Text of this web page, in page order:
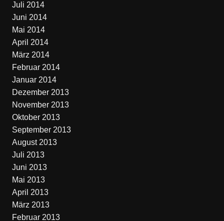
Juli 2014
Juni 2014
Mai 2014
April 2014
März 2014
Februar 2014
Januar 2014
Dezember 2013
November 2013
Oktober 2013
September 2013
August 2013
Juli 2013
Juni 2013
Mai 2013
April 2013
März 2013
Februar 2013